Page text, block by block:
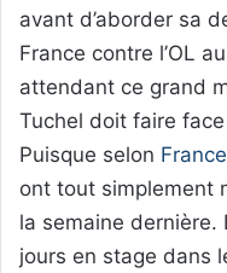
avant d’aborder sa
France contre l’OL
attendant ce grand
Tuchel doit faire
Puisque selon
ont tout simplement
la semaine dernière.
jours en stage dans